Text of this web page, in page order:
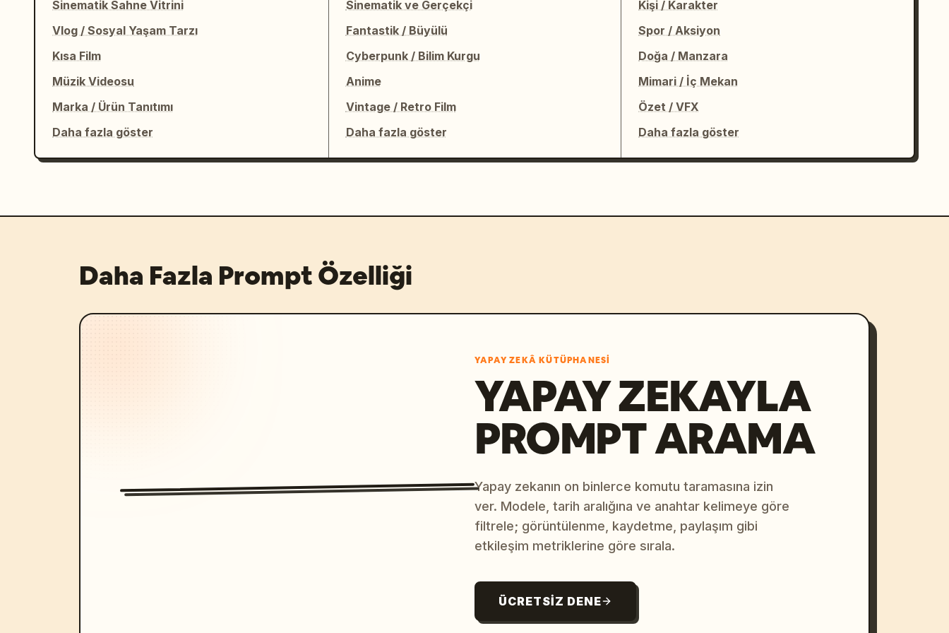
Tam sessizlik.
Sinematik Sahne Vitrini
Vlog / Sosyal Yaşam Tarzı
Kısa Film
Müzik Videosu
Marka / Ürün Tanıtımı
Daha fazla göster
Sinematik ve Gerçekçi
Fantastik / Büyülü
Cyberpunk / Bilim Kurgu
Anime
Vintage / Retro Film
Daha fazla göster
Kişi / Karakter
Spor / Aksiyon
Doğa / Manzara
Mimari / İç Mekan
Özet / VFX
Daha fazla göster
Daha Fazla Prompt Özelliği
YAPAY ZEKÂ KÜTÜPHANESI
YAPAY ZEKAYLA
PROMPT ARAMA
Yapay zekanın on binlerce komutu taramasına izin
ver. Modele, tarih aralığına ve anahtar kelimeye göre
filtrele; görüntülenme, kaydetme, paylaşım gibi
etkileşim metriklerine göre sırala.
ÜCRETSIZ DENE